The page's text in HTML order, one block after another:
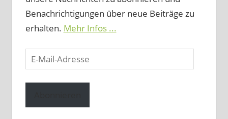
Benachrichtigungen über neue Beiträge zu
erhalten. Mehr Infos ...
E-
Mail-
Adresse